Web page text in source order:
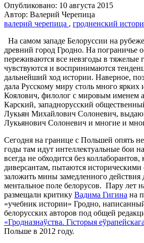
Опубликовано: 10 августа 2015
Автор: Валерий Черепица
валерий черепица , гродненский
На самом западе Белоруссии на
древний город Гродно. На пограничье
переживаются все невзгоды в тяжелые
чувствуются и воспринимаются
дальнейший ход истории. Наверное,
дала Русскому миру столь много
Коялович, филолог с мировым именем
Карский, западнорусский
Лукьян Михайлович Солоневич,
Лукьянович Солоневич и многие и
Сегодня на границе с Польшей опять
годы там идут интеллектуальные бои
всегда не обходится без
диверсантам, пытаются
заложить мины замедленного действия
ментальное поле белорусов. Пару лет
размещали критику Вадима Гигина на
«учебник истории» Гродно,
белорусских авторов под общей
«Гродназнаўства. Гісторыя
Польше в 2012 году.